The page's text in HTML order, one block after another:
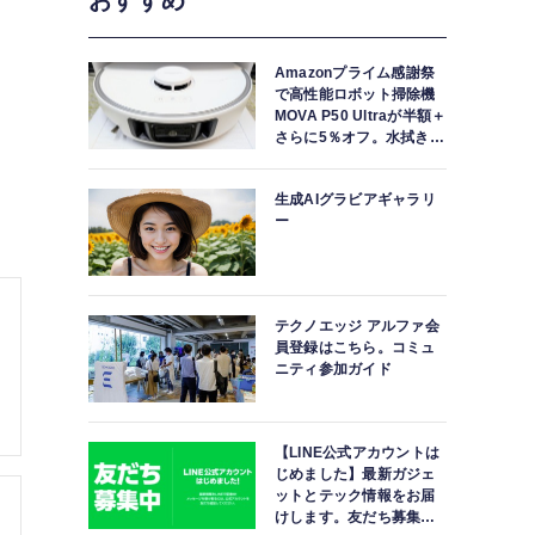
Amazonプライム感謝祭
で高性能ロボット掃除機
MOVA P50 Ultraが半額＋
さらに5％オフ。水拭きモ
生成AIグラビアギャラリ
ー
テクノエッジ アルファ会
員登録はこちら。コミュ
ニティ参加ガイド
【LINE公式アカウントは
じめました】最新ガジェ
ットとテック情報をお届
けします。友だち募集